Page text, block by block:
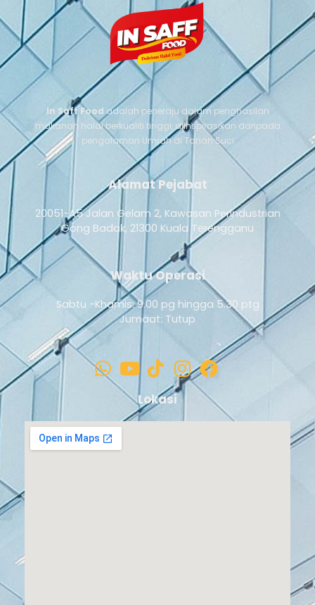
In Saff Food adalah peneraju dalam penghasilan
makanan halal berkualiti tinggi, diinspirasikan daripada
pengalaman Umrah di Tanah Suci
Alamat Pejabat
20051-A5 Jalan Gelam 2, Kawasan Perindustrian
Gong Badak, 21300 Kuala Terengganu
Waktu Operasi
Sabtu -Khamis: 9.00 pg hingga 5.30 ptg
Jumaat: Tutup
Lokasi